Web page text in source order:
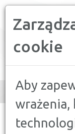
cookie
Aby
wrażenia,
WYKUPIĆ